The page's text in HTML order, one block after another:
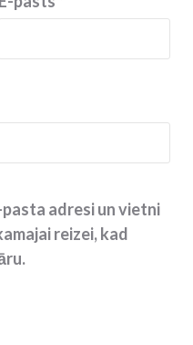
adresi un vietni
reizei, kad